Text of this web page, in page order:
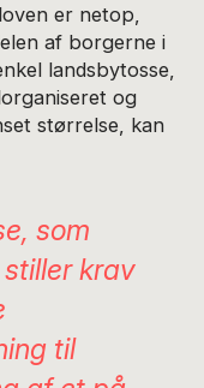
er netop,
af borgerne i
landsbytosse,
og
størrelse, kan
som
krav
til